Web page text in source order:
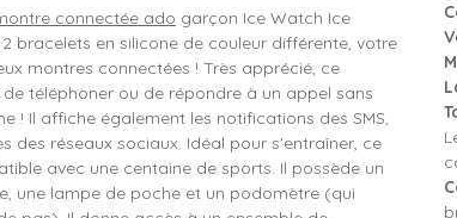
connectée ado garçon Ice Watch Ice
bracelets en silicone de couleur différente, votre
montres connectées ! Très apprécié, ce
téléphoner ou de répondre à un appel sans
! Il affiche également les notifications des SMS,
des réseaux sociaux. Idéal pour s'entraîner, ce
avec une centaine de sports. Il possède un
une lampe de poche et un podomètre (qui